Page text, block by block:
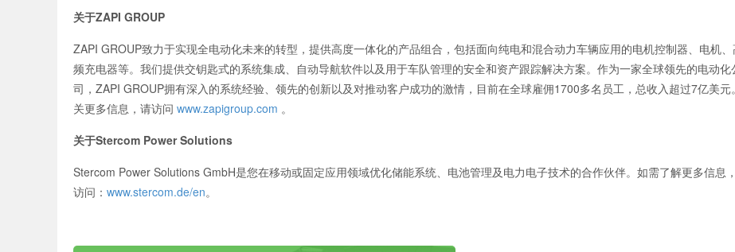
关于ZAPI GROUP
ZAPI GROUP致力于实现全电动化未来的转型，提供高度一体化的产品组合，包括面向纯电和混合动力车辆应用的电机控制器、电机、
频充电器等。我们提供交钥匙式的系统集成、自动导航软件以及用于车队管理的安全和资产跟踪解决方案。作为一家全球领先的电动化
司，ZAPI GROUP拥有深入的系统经验、领先的创新以及对推动客户成功的激情，目前在全球雇佣1700多名员工，总收入超过7亿美元
关更多信息，请访问 www.zapigroup.com 。
关于Stercom Power Solutions
Stercom Power Solutions GmbH是您在移动或固定应用领域优化储能系统、电池管理及电力电子技术的合作伙伴。如需了解更多信息
访问： www.stercom.de/en。